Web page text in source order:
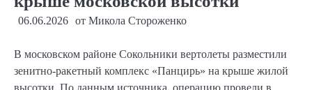
06.06.2026 от Микола Стороженко
В московском районе Сокольники вертолеты разместили
зенитно-ракетный комплекс «Панцирь» на крыше жилой
высотки. По данным источника, операцию провели в